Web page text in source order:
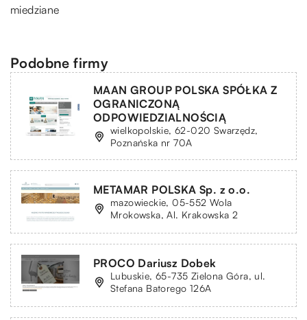
miedziane
Podobne firmy
MAAN GROUP POLSKA SPÓŁKA Z
OGRANICZONĄ
ODPOWIEDZIALNOŚCIĄ
wielkopolskie, 62-020 Swarzędz,
Poznańska nr 70A
METAMAR POLSKA Sp. z o.o.
mazowieckie, 05-552 Wola
Mrokowska, Al. Krakowska 2
PROCO Dariusz Dobek
Lubuskie, 65-735 Zielona Góra, ul.
Stefana Batorego 126A